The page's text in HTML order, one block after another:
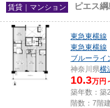
賃貸｜マンション ピエス綱
東急東横線
東急東横線
ブルーライ
神奈川県横
10.3万円
築年数：築
階数：7階建